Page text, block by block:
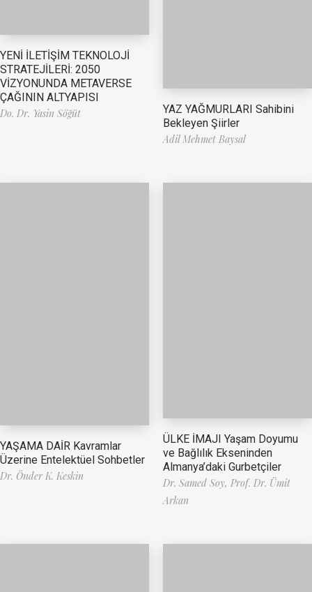
YENİ İLETİŞİM TEKNOLOJİ
STRATEJİLERİ: 2050
VİZYONUNDA METAVERSE
ÇAĞININ ALTYAPISI
Do. Dr. Yasin Söğüt
YAZ YAĞMURLARI Sahibini
Bekleyen Şiirler
Adil Mehmet Baysal
YAŞAMA DAİR Kavramlar
Üzerine Entelektüel Sohbetler
Dr. Önder K. Keskin
ÜLKE İMAJI Yaşam Doyumu
ve Bağlılık Ekseninden
Almanya’daki Gurbetçiler
Dr. Samed Soy, Prof. Dr. Ümit
Arkan